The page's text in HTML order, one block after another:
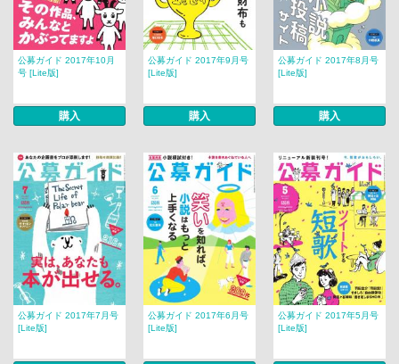
公募ガイド 2017年10月
号 [Lite版]
購入
公募ガイド 2017年9月号
[Lite版]
購入
公募ガイド 2017年8月号
[Lite版]
購入
公募ガイド 2017年7月号
[Lite版]
公募ガイド 2017年6月号
[Lite版]
公募ガイド 2017年5月号
[Lite版]